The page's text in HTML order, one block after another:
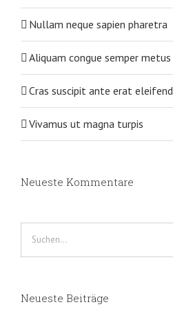
Nullam neque sapien pharetra
Aliquam congue semper metus
Cras suscipit ante erat eleifend
Vivamus ut magna turpis
Neueste Kommentare
Neueste Beiträge